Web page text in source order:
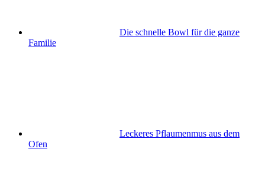
Die schnelle Bowl für die ganze
Familie
Leckeres Pflaumenmus aus dem
Ofen